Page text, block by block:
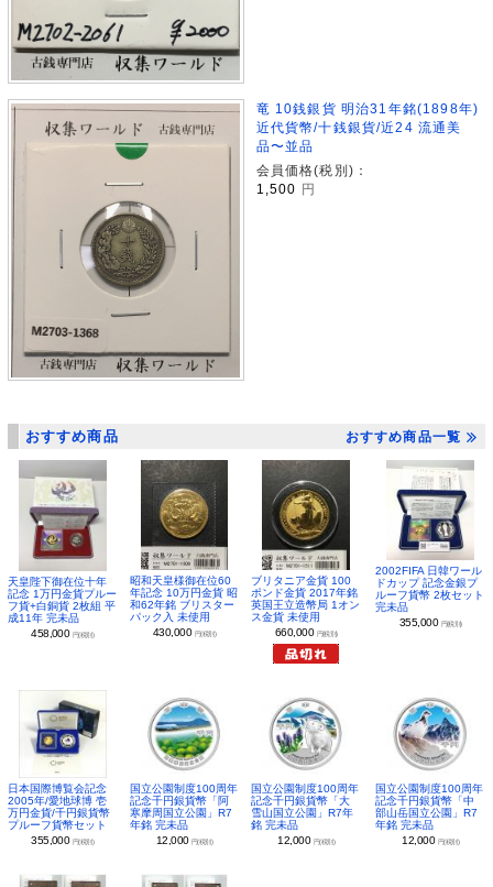
竜 10銭銀貨 明治31年銘(1898年)
近代貨幣/十銭銀貨/近24 流通美
品〜並品
会員価格(税別)：
1,500
円
おすすめ商品 おすすめ商品一覧
天皇陛下御在位十年
記念 1万円金貨プルー
フ貨+白銅貨 2枚組 平
成11年 完未品
458,000 円(税別)
昭和天皇様御在位60
年記念 10万円金貨 昭
和62年銘 ブリスター
パック入 未使用
430,000 円(税別)
ブリタニア金貨 100
ポンド金貨 2017年銘
英国王立造幣局 1オン
ス金貨 未使用
660,000 円(税別)
2002FIFA 日韓ワール
ドカップ 記念金銀プ
ルーフ貨幣 2枚セット
完未品
355,000 円(税別)
日本国際博覧会記念
2005年/愛地球博 壱
万円金貨/千円銀貨幣
プルーフ貨幣セット
355,000 円(税別)
国立公園制度100周年
記念千円銀貨幣「阿
寒摩周国立公園」R7
年銘 完未品
12,000 円(税別)
国立公園制度100周年
記念千円銀貨幣「大
雪山国立公園」R7年
銘 完未品
12,000 円(税別)
国立公園制度100周年
記念千円銀貨幣「中
部山岳国立公園」R7
年銘 完未品
12,000 円(税別)